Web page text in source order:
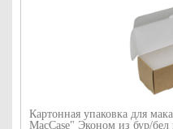
Картонная упаковка для
MacCase" Эконом из бур/бел